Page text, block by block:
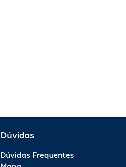
Dúvidas
Dúvidas Frequentes